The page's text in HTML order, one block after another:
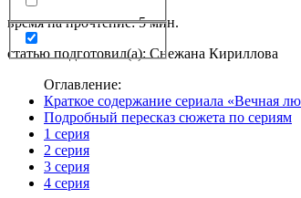
время на прочтение: 5 мин.
статью подготовил(а): Снежана Кириллова
Оглавление:
Краткое содержание сериала «Вечная
Подробный пересказ сюжета по сериям
1 серия
2 серия
3 серия
4 серия